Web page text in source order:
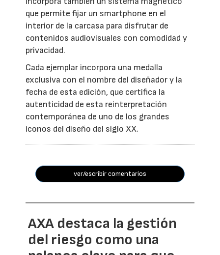
que permite fijar un smartphone en el
interior de la carcasa para disfrutar de
contenidos audiovisuales con comodidad y
privacidad.
Cada ejemplar incorpora una medalla
exclusiva con el nombre del diseñador y la
fecha de esta edición, que certifica la
autenticidad de esta reinterpretación
contemporánea de uno de los grandes
iconos del diseño del siglo XX.
ver/escribir comentarios
AXA destaca la gestión
del riesgo como una